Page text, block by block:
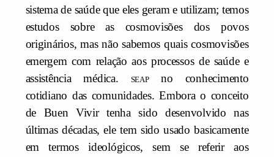
sistema de saúde que eles geram e utilizam; temos
estudos sobre as cosmovisões dos povos
originários, mas não sabemos quais cosmovisões
emergem com relação aos processos de saúde e
assistência médica. seapno conhecimento
cotidiano das comunidades. Embora o conceito
de Buen Vivir tenha sido desenvolvido nas
últimas décadas, ele tem sido usado basicamente
em termos ideológicos, sem se referir aos